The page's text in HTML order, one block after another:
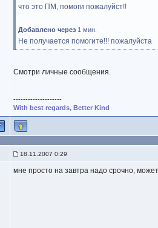
что это ПМ, помоги пожалуйст!!
Добавлено через 1 мин.
Не получается помогите!!! пожалуйста
Смотри личные сообщения.
--------------------
With best regards, Better Kind
18.11.2007 0:29
мне просто на завтра надо срочно,